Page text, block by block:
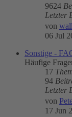
9624
Letzter
von
06 Jul
Sonstige -
Häufige
17
94
Letzter
von
17 Jun